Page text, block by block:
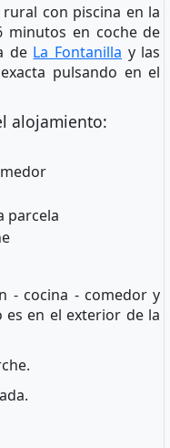
con piscina en la
minutos en coche de
de La Fontanilla y las
pulsando en el
alojamiento:
parcela
- cocina - comedor y
es en el exterior de la